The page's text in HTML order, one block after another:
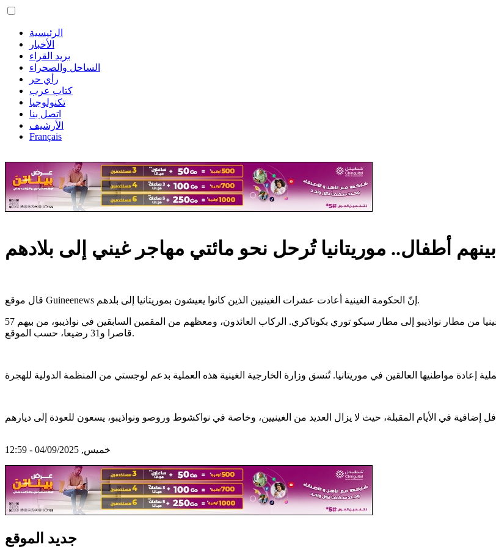
الرئيسية
الأخبار
بريد القراء
الساحل والصحراء
رأي حر
كتاب عرب
تكنولوجيا
اتصل بنا
الأرشيف
Français
بينهم أطفال.. موريتانيا تُرحل نحو مائتي مهاجر غيني إلى بلادهم
قال موقع Guineenews إنّ الحكومة الغينية أعادت عشرات الغينيين الذين كانوا يعيشون بموريتانيا إلى بلدهم.
العملية تمت من خلال رحلة جوية على متن طائرة مستأجرة نقلت 195 مواطنا غينيا من مطار نواذيبو إلى مطار سيكو توري بكوناكري. الركاب العائدون، ومعظهم من المقمين السابقين في نواذيبو، من بيهم 57
قاصرا و31 رضيعا، حسب الموقع.
خميس, 04/09/2025 - 12:59
جديد الموقع